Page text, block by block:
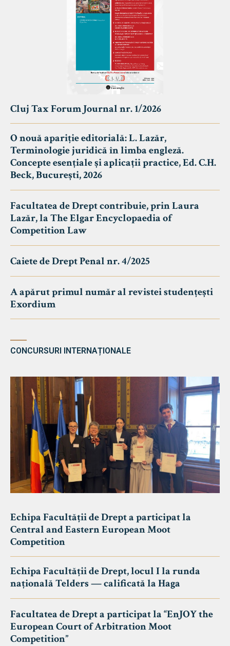
Cluj Tax Forum Journal nr. 1/2026
O nouă apariție editorială: L. Lazăr,
Terminologie juridică în limba engleză.
Concepte esențiale și aplicații practice, Ed. C.H.
Beck, București, 2026
Facultatea de Drept contribuie, prin Laura
Lazăr, la The Elgar Encyclopaedia of
Competition Law
Caiete de Drept Penal nr. 4/2025
A apărut primul număr al revistei studențești
Exordium
CONCURSURI INTERNAȚIONALE
Echipa Facultății de Drept a participat la
Central and Eastern European Moot
Competition
Echipa Facultății de Drept, locul I la runda
națională Telders — calificată la Haga
Facultatea de Drept a participat la “EnJOY the
European Court of Arbitration Moot
Competition”